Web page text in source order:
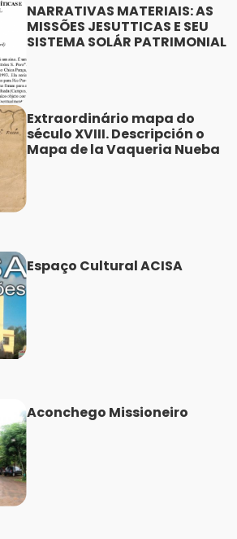
NARRATIVAS MATERIAIS: AS
MISSÕES JESUTTICAS E SEU
SISTEMA SOLÁR PATRIMONIAL
Extraordinário mapa do
século XVIII. Descripción o
Mapa de la Vaqueria Nueba
Espaço Cultural ACISA
Aconchego Missioneiro